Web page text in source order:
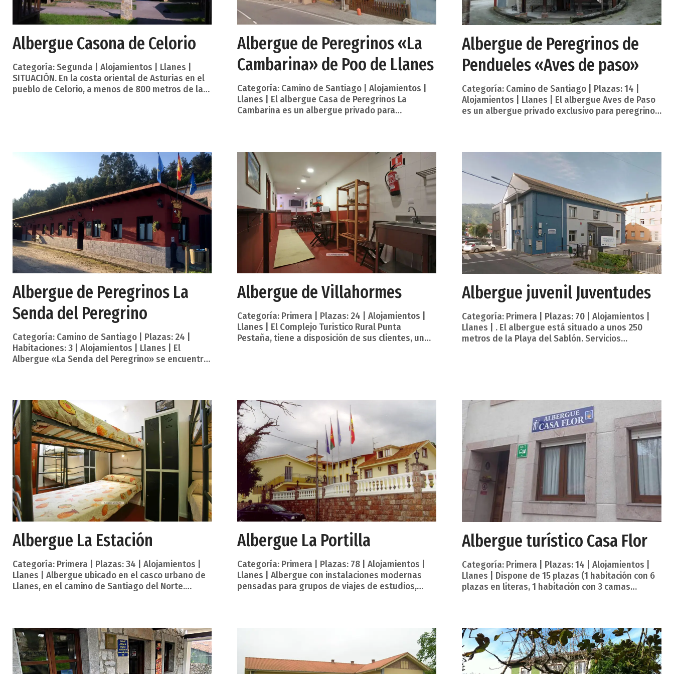
Albergue Casona de Celorio
Categoría: Segunda | Alojamientos | Llanes |
SITUACIÓN. En la costa oriental de Asturias en el
pueblo de Celorio, a menos de 800 metros de la
Baños en planta. Bungalows de piedra y ladrillo
de nueva construcción, aislados térmicamente de
capacidad múltiple, con baño
Albergue de Peregrinos «La
Cambarina» de Poo de Llanes
Categoría: Camino de Santiago | Alojamientos |
Llanes | El albergue Casa de Peregrinos La
Cambarina es un albergue privado para
municipio de Llanes), a pie del Camino del Norte,
inaugurado en 2014. Número de plazas: 16.
Teléfono: 635 73 98 37. Distancia al camino: 0
metros. Pago: 12 euros, 14 euros con desayuno.
Fecha apertura: de abril a septiembre. Distancia
del al
Albergue de Peregrinos de
Pendueles «Aves de paso»
Categoría: Camino de Santiago | Plazas: 14 |
Alojamientos | Llanes | El albergue Aves de Paso
es un albergue privado exclusivo para peregrinos
localidad. Número de plazas: 14. Teléfono: 617 160
810. Distancia del albergue al Camino: 50 metros.
Pago: donativo. Fecha apertura: recibe peregrinos
todo el año. Equipamientos del albergue Aves de
Paso: Lavadero: No. Lavadora: Si, y
Albergue de Peregrinos La
Senda del Peregrino
Categoría: Camino de Santiago | Plazas: 24 |
Habitaciones: 3 | Alojamientos | Llanes | El
Albergue «La Senda del Peregrino» se encuentra
la Senda Costera a su paso por el pueblo de La
Portilla en Llanes. Destaca por sus vistas, ubicado
entre La Mar y La Montaña, es de obligatorio paso
para el Peregrino del Norte. Tiene sus puertas
abiertas para recibir y ofrecer al peregrino
multitud de se
Albergue de Villahormes
Categoría: Primera | Plazas: 24 | Alojamientos |
Llanes | El Complejo Turistico Rural Punta
Pestaña, tiene a disposición de sus clientes, un
habitaciones, divididos para hombres, y mujeres.
El servicio mínimo a prestar, comprenderá colchón
con funda, y almohada, siendo opcional el
Albergue juvenil Juventudes
Categoría: Primera | Plazas: 70 | Alojamientos |
Llanes | . El albergue está situado a unos 250
metros de la Playa del Sablón. Servicios
casco histórico, tradición marinera, etnografía,
folclore, gastronomía, playas y montañas que
miran a los picos de Europa. Cultura tradicional y
Albergue La Estación
Categoría: Primera | Plazas: 34 | Alojamientos |
Llanes | Albergue ubicado en el casco urbano de
Llanes, en el camino de Santiago del Norte.
alberguistas, lavadora, secadora, internet y WIFi
gratuito. Servicios establecimiento: Calefacción
Salón con TV Lavadora Acceso a internet Wifi
Servicios habitación: Calefacción Servicios
Albergue La Portilla
Categoría: Primera | Plazas: 78 | Alojamientos |
Llanes | Albergue con instalaciones modernas
pensadas para grupos de viajes de estudios,
nos permite visitar el casco antiguo de Llanes a
pie, disfrutar del mar en las preciosas playas del
concejo, la más cercana a sólo 800 metros, y de la
montaña en los Picos de Europa. Servicios
Albergue turístico Casa Flor
Categoría: Primera | Plazas: 14 | Alojamientos |
Llanes | Dispone de 15 plazas (1 habitación con 6
plazas en literas, 1 habitación con 3 camas
duchas, 5 inodoros y botiquín. Ofrece cena y
desayuno. Abierto de 13.00 a 23.00 h. Descripción
del albergue. Estado de conservación: Comienzo
de actividad en abril de 2016 Disponibilidad del